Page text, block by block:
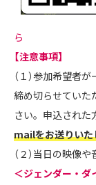
ら
【注意事項】
（１）参加希望者
締め切らせていた
さい。申込された
mailをお送りいた
（２）当日の映像
＜ジェンダー・ダ